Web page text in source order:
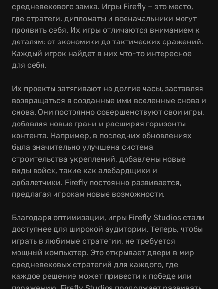
средневекового замка. Игры Firefly – это место,
где стратеги, дипломаты и военачальники могут
проявить себя. Их игры отличаются вниманием к
деталям: от экономики до тактических сражений.
Каждый игрок найдет в них что-то интересное
для себя.
Их проекты затягивают на долгие часы, заставляя
возвращаться в созданные ими вселенные снова и
снова. Они постоянно совершенствуют свои игры,
добавляя новые грани и расширяя горизонты
контента. Например, в последних обновлениях
была значительно улучшена система
строительства укреплений, добавлены новые
виды войск, такие как алебардщики и
арбалетчики. Firefly постоянно развивается,
предлагая игрокам новые возможности.
Благодаря оптимизации, игры Firefly Studios стали
доступнее для широкой аудитории. Теперь, чтобы
играть в любимые стратегии, не требуется
мощный компьютер. Это открывает двери в мир
средневековых стратегий для каждого, где
каждое решение может привести к победе или